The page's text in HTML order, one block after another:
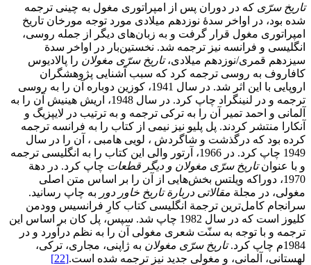
تاریخ سرّی که در دوران پس از امپراتوری مغول به چینی ترجمه
شده بود، در اواخر سدۀ نوزدهم میلادی مورد توجه مورخان تاریخ
امپراتوری مغول قرار گرفت و به زبان‌های دیگر از جمله روسی،
انگلیسی و فرانسه نیز ترجمه شد. نخستین‌بار در اواخر سدة
سیزدهم قمری/نوزدهم میلادی،تاریخ سرّی مغولان را پالادیوس
کافاروف به روسی ترجمه کرد که سبب آشنایی پژوهشگران
اروپایی با این اثر شد. در سال 1941، کوزین دوباره آن را به روسی
ترجمه و در لنینگراد چاپ کرد. در سال 1948، اریش هینیش آن را به
آلمانی و احمد تمیر آن را به ترکی ترجمه و به ترتیب در لایپزیگ و
آنکارا منتشر کردند. پل پلیو نیز نیمی از کتاب را به فرانسه ترجمه
کرده بود که درگذشت و شاگردش ، لویی هامبی ، آن را در سال
1949 چاپ کرد. در 1966، آرتور والی این کتاب را به انگلیسی ترجمه
و با عنوانتاریخ سرّی مغولان و دیگر قطعات چاپ کرد. در دهة
1970، دوراکه ویلتس بخش‌هایی از آن را بر اساس متن اصلی
مغولی، در مجلة مقالاتی دربارة تاریخ خاور دور به چاپ رسانید.
سرانجام کامل‌ترین ترجمة انگلیسی کتاب کارِ فرانسیس وودمن
کلیوز است که در سال 1982 چاپ شد. سپس، پل کان بر اساس این
ترجمه و با توجه به سنّت شعری مغولی آن را به نظم درآورد و در
1984م چاپ کرد.
تاریخ سرّی مغولان به ژاپنی، مجاری، ترکی،
لهستانی، آلمانی، و مغولی جدید نیز ترجمه شده است.[22]